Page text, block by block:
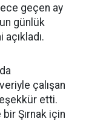
geçen ay
günlük
çalışan
etti.
Şırnak için